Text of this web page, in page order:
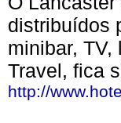
distribuídos
minibar,
Travel, fica
http://